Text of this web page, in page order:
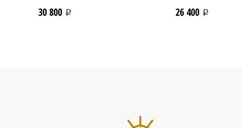
30 800 i 26 400 i